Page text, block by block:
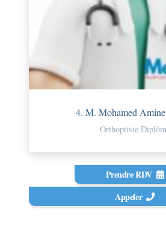
4. M. Mohamed
Orthoptiste
Prendre RDV
Appeler